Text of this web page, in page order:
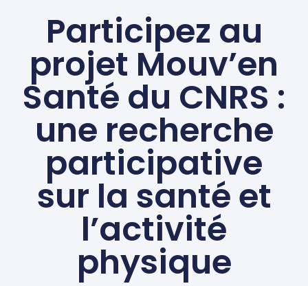
Participez au
projet Mouv’en
Santé du CNRS :
une recherche
participative
sur la santé et
l’activité
physique